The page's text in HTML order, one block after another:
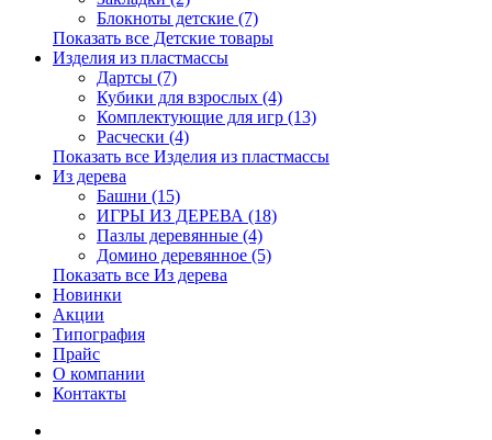
Блокноты детские (7)
Показать все Детские товары
Изделия из пластмассы
Дартсы (7)
Кубики для взрослых (4)
Комплектующие для игр (13)
Расчески (4)
Показать все Изделия из пластмассы
Из дерева
Башни (15)
ИГРЫ ИЗ ДЕРЕВА (18)
Пазлы деревянные (4)
Домино деревянное (5)
Показать все Из дерева
Новинки
Акции
Типография
Прайс
О компании
Контакты